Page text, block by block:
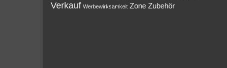
Verkauf Werbewirksamkeit Zone Zubehör